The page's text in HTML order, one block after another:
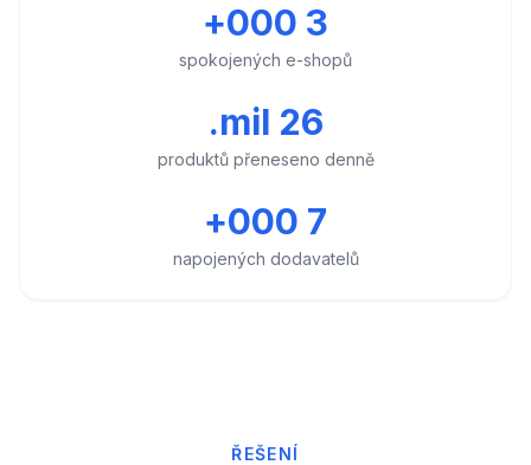
3 000+
spokojených e-shopů
26 mil.
produktů přeneseno denně
7 000+
napojených dodavatelů
ŘEŠENÍ